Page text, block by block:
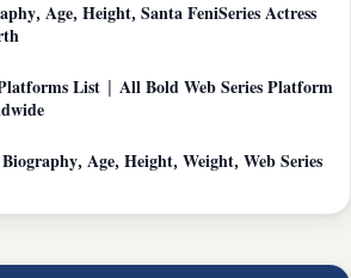
Age, Height, Santa FeniSeries Actress
List | All Bold Web Series Platform
Age, Height, Weight, Web Series